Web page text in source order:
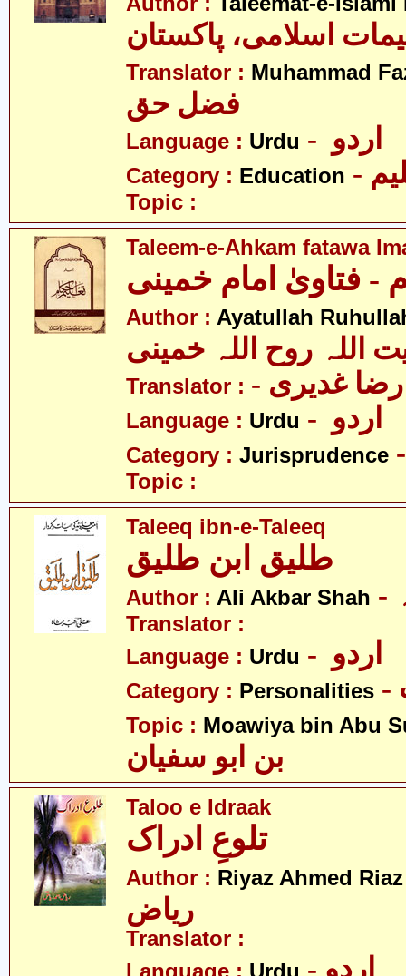
اسلامی، پاکستان
Translator : Muhammad
فضل حق
Language : Urdu
Category : Education
Topic :
Taleem-e-Ahkam fatawa
- فتاویٰ امام خمینی
Author : Ayatullah
اللہ روح اللہ خمینی
Translator : غدیری
Language : Urdu
Category : Jurisprudence
Topic :
Taleeq ibn-e-Taleeq
Author : Ali Akbar Shah
Translator :
Language : Urdu
Category : Personalities
Topic : Moawiya bin Abu
بن ابو سفیان
Taloo e Idraak
تلوعِ ادراک
Author : Riyaz Ahmed Riaz
ریاض
Translator :
- اردو